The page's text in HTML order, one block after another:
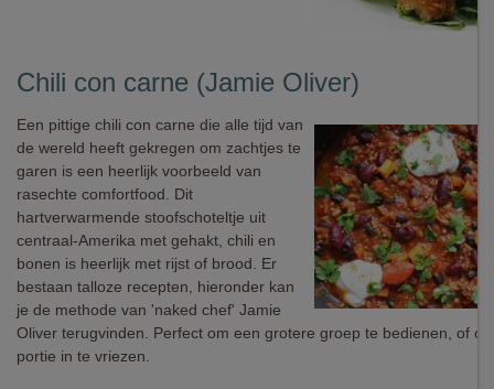
Chili con carne (Jamie Oliver)
Een pittige chili con carne die alle tijd van
de wereld heeft gekregen om zachtjes te
garen is een heerlijk voorbeeld van
rasechte comfortfood. Dit
hartverwarmende stoofschoteltje uit
centraal-Amerika met gehakt, chili en
bonen is heerlijk met rijst of brood. Er
bestaan talloze recepten, hieronder kan
je de methode van 'naked chef' Jamie
Oliver terugvinden. Perfect om een grotere groep te bedienen, of
portie in te vriezen.